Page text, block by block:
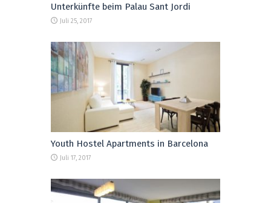
Unterkünfte beim Palau Sant Jordi
Juli 25, 2017
Youth Hostel Apartments in Barcelona
Juli 17, 2017